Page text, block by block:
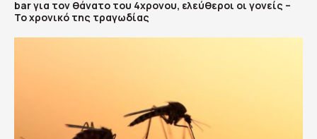
bar για τον θάνατο του 4χρονου, ελεύθεροι οι γονείς –
Το χρονικό της τραγωδίας